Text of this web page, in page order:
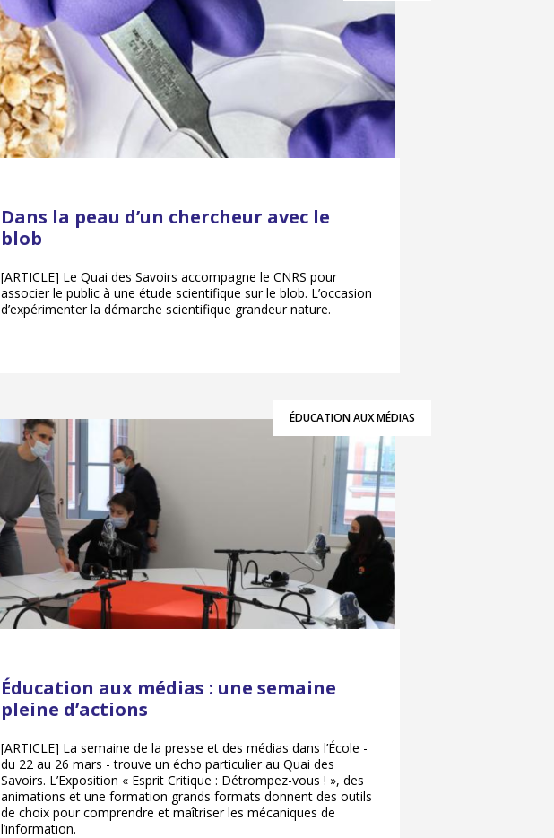
Dans la peau d’un chercheur avec le
blob
[ARTICLE] Le Quai des Savoirs accompagne le CNRS pour
associer le public à une étude scientifique sur le blob. L’occasion
d’expérimenter la démarche scientifique grandeur nature.
ÉDUCATION AUX MÉDIAS
Éducation aux médias : une semaine
pleine d’actions
[ARTICLE] La semaine de la presse et des médias dans l’École -
du 22 au 26 mars - trouve un écho particulier au Quai des
Savoirs. L’Exposition « Esprit Critique : Détrompez-vous ! », des
animations et une formation grands formats donnent des outils
de choix pour comprendre et maîtriser les mécaniques de
l’information.